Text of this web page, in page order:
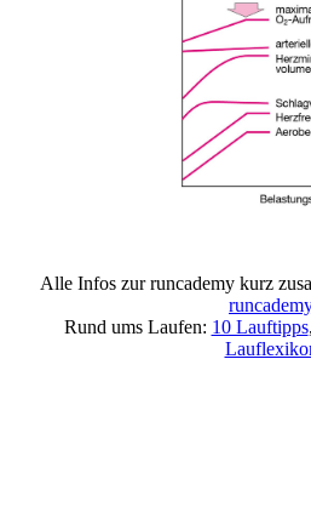
Alle Infos zur runcademy kurz
Rund ums Laufen: 10 Lauftipps,